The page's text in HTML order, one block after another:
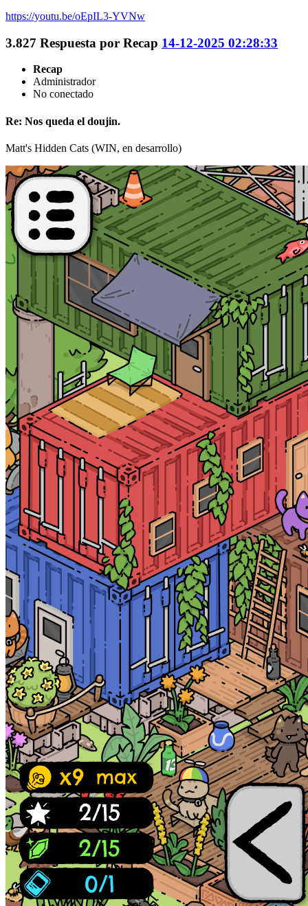
https://youtu.be/oEpIL3-YVNw
3.827 Respuesta por Recap 14-12-2025 02:28:33
Recap
Administrador
No conectado
Re: Nos queda el doujin.
Matt's Hidden Cats (WIN, en desarrollo)